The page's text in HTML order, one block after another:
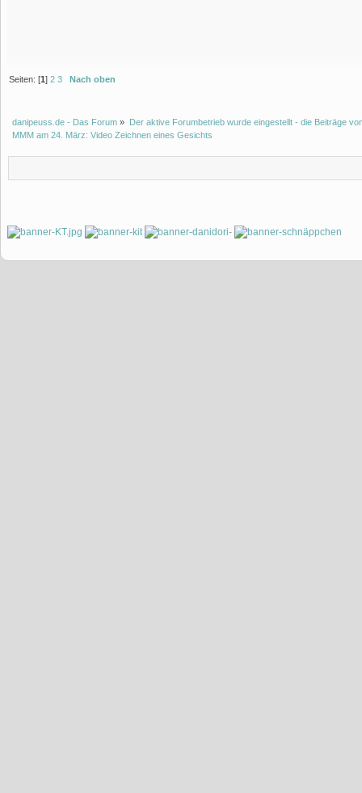
Seiten: [1]2 3 Nach oben
danipeuss.de - Das Forum » Der aktive Forumbetrieb wurde eingestellt - die Beiträge
MMM am 24. März: Video Zeichnen eines Gesichts